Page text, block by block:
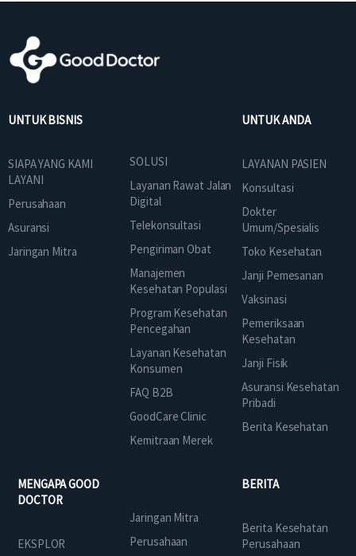
UNTUK BISNIS
SIAPA YANG KAMI
LAYANI
Perusahaan
Asuransi
Jaringan Mitra
SOLUSI
Layanan Rawat Jalan
Digital
Telekonsultasi
Pengiriman Obat
Manajemen
Kesehatan Populasi
Program Kesehatan
Pencegahan
Layanan Kesehatan
Konsumen
FAQ B2B
GoodCare Clinic
Kemitraan Merek
UNTUK ANDA
LAYANAN PASIEN
Konsultasi
Dokter
Umum/Spesialis
Toko Kesehatan
Janji Pemesanan
Vaksinasi
Pemeriksaan
Kesehatan
Janji Fisik
Asuransi Kesehatan
Pribadi
Berita Kesehatan
MENGAPA GOOD
DOCTOR
EKSPLOR
Jaringan Mitra
Perusahaan
BERITA
Berita Kesehatan
Perusahaan